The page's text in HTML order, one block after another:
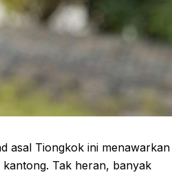
asal Tiongkok ini menawarkan
Tak heran, banyak